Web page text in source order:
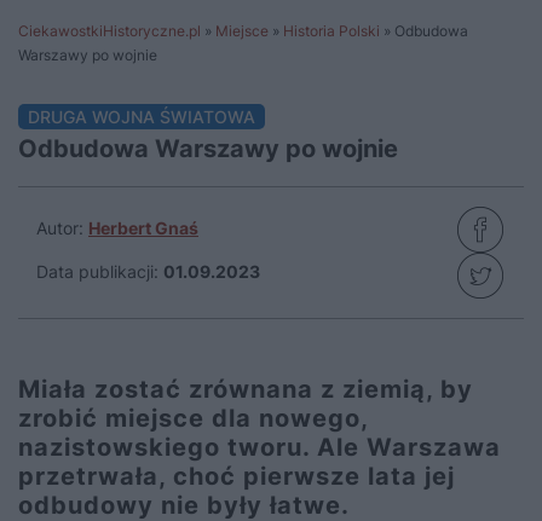
CiekawostkiHistoryczne.pl » Miejsce » Historia Polski » Odbudowa
Warszawy po wojnie
DRUGA WOJNA ŚWIATOWA
Odbudowa Warszawy po wojnie
Autor: Herbert Gnaś
Data publikacji: 01.09.2023
Miała zostać zrównana z ziemią, by
zrobić miejsce dla nowego,
nazistowskiego tworu. Ale Warszawa
przetrwała, choć pierwsze lata jej
odbudowy nie były łatwe.